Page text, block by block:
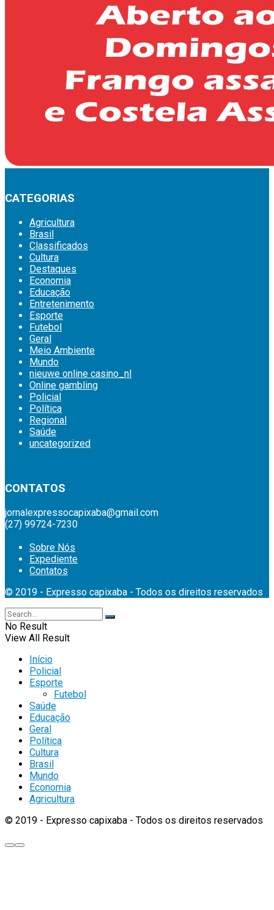
CATEGORIAS
Agricultura
Brasil
Classificados
Cultura
Destaques
Economia
Educação
Entretenimento
Esporte
Futebol
Geral
Meio Ambiente
Mundo
nieuwe online casino_nl
Online gambling
Policial
Política
Regional
Saúde
uncategorized
CONTATOS
jornalexpressocapixaba@gmail.com
(27) 99724-7230
Sobre Nós
Expediente
Contatos
© 2019 - Expresso capixaba - Todos os direitos reservados
No Result
View All Result
Início
Policial
Esporte
Futebol
Saúde
Educação
Geral
Política
Cultura
Brasil
Mundo
Economia
Agricultura
© 2019 - Expresso capixaba - Todos os direitos reservados